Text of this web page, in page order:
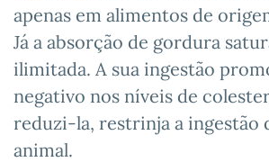
apenas em alimentos de
Já a absorção de gordura
ilimitada. A sua ingestão
negativo nos níveis de
reduzi-la, restrinja a ingestão
animal.